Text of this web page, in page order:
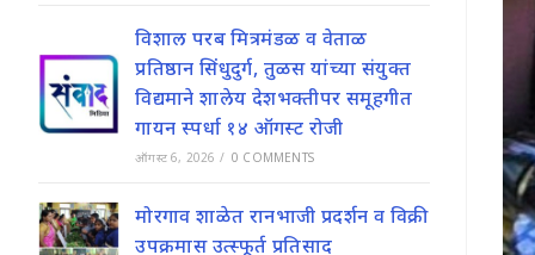
विशाल परब मित्रमंडळ व वेताळ
प्रतिष्ठान सिंधुदुर्ग, तुळस यांच्या संयुक्त
विद्यमाने शालेय देशभक्तीपर समूहगीत
गायन स्पर्धा १४ ऑगस्ट रोजी
ऑगस्ट 6, 2026 / 0 COMMENTS
मोरगाव शाळेत रानभाजी प्रदर्शन व विक्री
उपक्रमास उत्स्फूर्त प्रतिसाद